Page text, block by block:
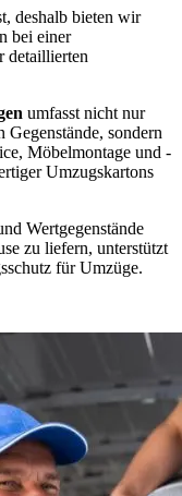
deshalb bieten wir
bei einer
detaillierten
umfasst nicht nur
sondern
Möbelmontage und -
Umzugskartons
Wertgegenstände
zu liefern, unterstützt
für Umzüge.